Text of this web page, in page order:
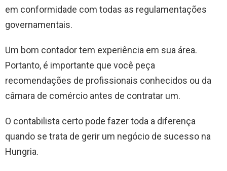
em conformidade com todas as regulamentações
governamentais.
Um bom contador tem experiência em sua área.
Portanto, é importante que você peça
recomendações de profissionais conhecidos ou da
câmara de comércio antes de contratar um.
O contabilista certo pode fazer toda a diferença
quando se trata de gerir um negócio de sucesso na
Hungria.